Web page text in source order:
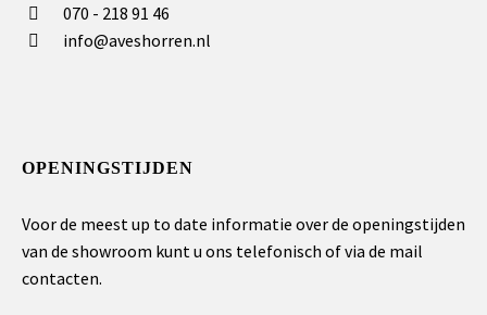
070 - 218 91 46
info@aveshorren.nl
OPENINGSTIJDEN
Voor de meest up to date informatie over de openingstijden
van de showroom kunt u ons telefonisch of via de mail
contacten.